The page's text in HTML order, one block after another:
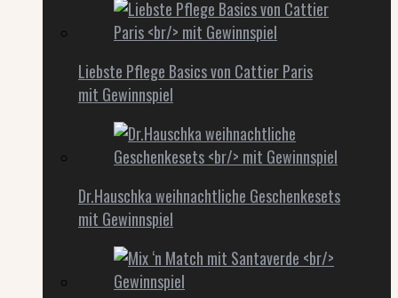
Liebste Pflege Basics von Cattier Paris
mit Gewinnspiel
Dr.Hauschka weihnachtliche Geschenkesets
mit Gewinnspiel